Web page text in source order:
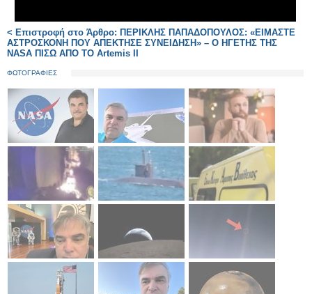
< Επιστροφή στο Άρθρο: ΠΕΡΙΚΛΗΣ ΠΑΠΑΔΟΠΟΥΛΟΣ: «ΕΙΜΑΣΤΕ
ΑΣΤΡΟΣΚΟΝΗ ΠΟΥ ΑΠΕΚΤΗΣΕ ΣΥΝΕΙΔΗΣΗ» – Ο ΗΓΕΤΗΣ ΤΗΣ
NASA ΠΙΣΩ ΑΠΟ ΤΟ Artemis II
ΦΩΤΟΓΡΑΦΙΕΣ